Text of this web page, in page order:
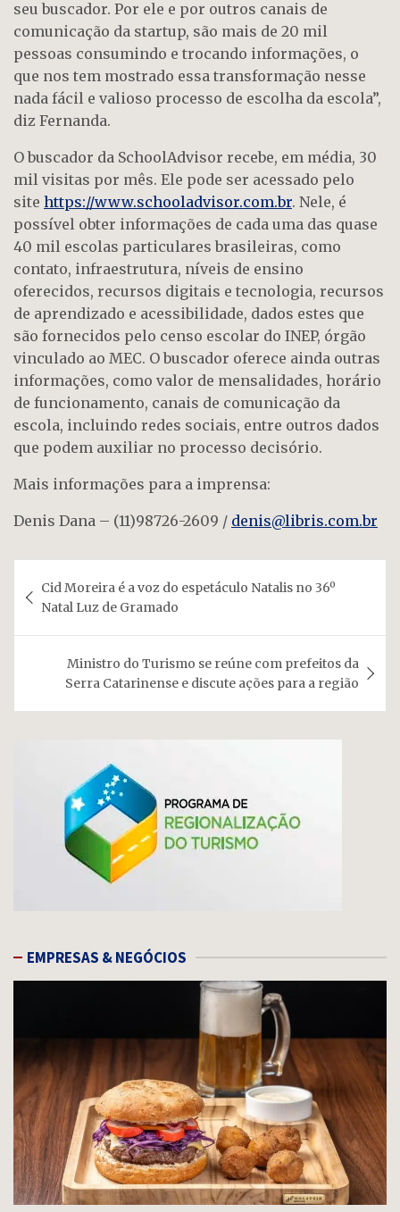
seu buscador. Por ele e por outros canais de
comunicação da startup, são mais de 20 mil
pessoas consumindo e trocando informações, o
que nos tem mostrado essa transformação nesse
nada fácil e valioso processo de escolha da escola”,
diz Fernanda.
O buscador da SchoolAdvisor recebe, em média, 30
mil visitas por mês. Ele pode ser acessado pelo
site https://www.schooladvisor.com.br. Nele, é
possível obter informações de cada uma das quase
40 mil escolas particulares brasileiras, como
contato, infraestrutura, níveis de ensino
oferecidos, recursos digitais e tecnologia, recursos
de aprendizado e acessibilidade, dados estes que
são fornecidos pelo censo escolar do INEP, órgão
vinculado ao MEC. O buscador oferece ainda outras
informações, como valor de mensalidades, horário
de funcionamento, canais de comunicação da
escola, incluindo redes sociais, entre outros dados
que podem auxiliar no processo decisório.
Mais informações para a imprensa:
Denis Dana – (11)98726-2609 / denis@libris.com.br
de
Post
Cid Moreira é a voz do espetáculo Natalis no 36º
Natal Luz de Gramado
Ministro do Turismo se reúne com prefeitos da
Serra Catarinense e discute ações para a região
EMPRESAS & NEGÓCIOS